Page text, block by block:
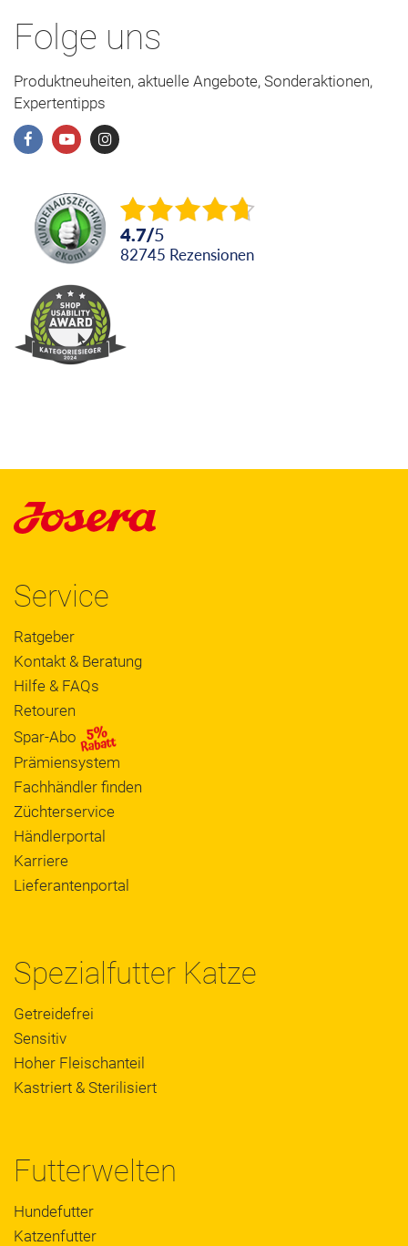
Folge uns
Produktneuheiten, aktuelle Angebote, Sonderaktionen,
Expertentipps
4.7/5
82745 Rezensionen
Service
Ratgeber
Kontakt & Beratung
Hilfe & FAQs
Retouren
Spar-Abo
Prämiensystem
Fachhändler finden
Züchterservice
Händlerportal
Karriere
Lieferantenportal
Spezialfutter Katze
Getreidefrei
Sensitiv
Hoher Fleischanteil
Kastriert & Sterilisiert
Futterwelten
Hundefutter
Katzenfutter